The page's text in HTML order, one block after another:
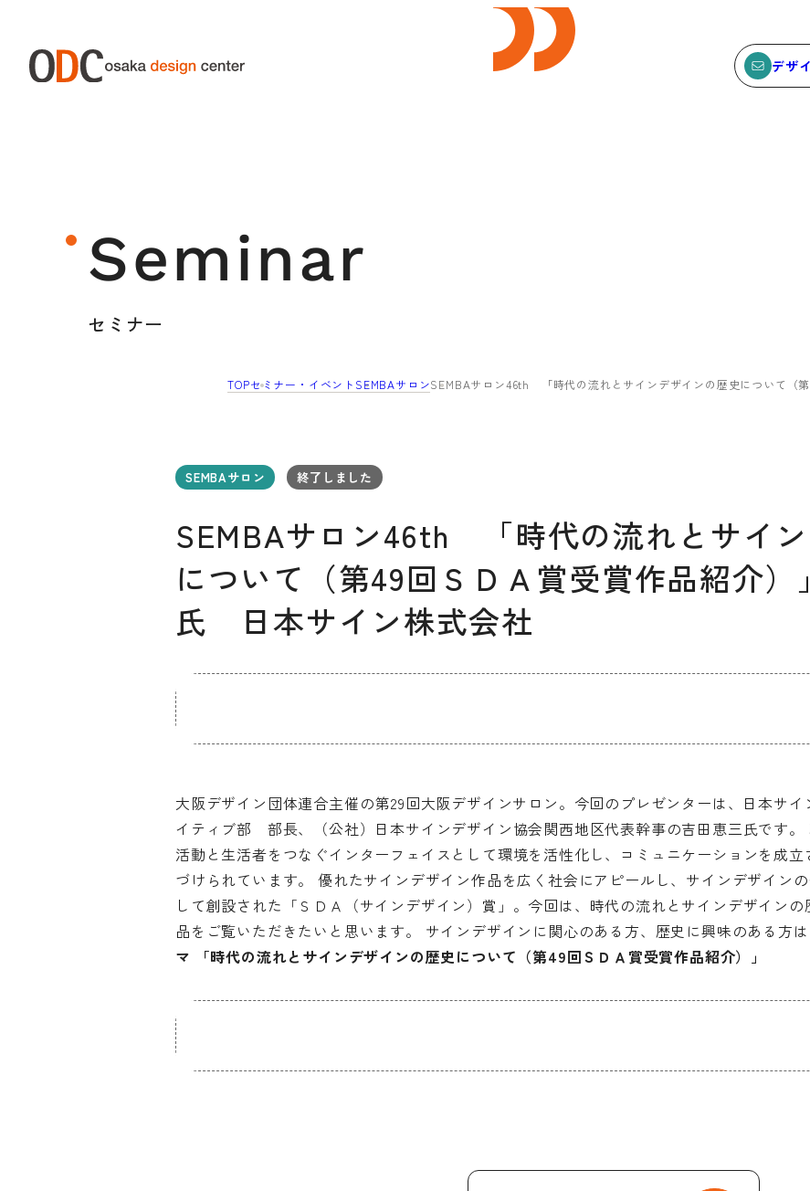
デザ
大阪デザインセンターとは
沿革
貸会議室・レンタルスペース
ODCクラウドソーシング
メルマガ登録
プライバシーポリシーソーシャルメディアポリシー
ブラン
会
© 2026 OSAKA DESIGN CENTER.
Seminar
セミナー
TOPセミナー・イベント SEMBAサロンSEMBAサロン46th 「時代の流れとサインデザインの歴史について
SEMBAサロン 終了しました
SEMBAサロン46th 「時代の流れとサイ
について（第49回ＳＤＡ賞受賞作品紹介
氏 日本サイン株式会社
大阪デザイン団体連合主催の第29回大阪デザインサロン。今回のプレゼンターは、日本
イティブ部 部長、（公社）日本サインデザイン協会関西地区代表幹事の吉田恵三氏です。
活動と生活者をつなぐインターフェイスとして環境を活性化し、コミュニケーションを成
づけられています。 優れたサインデザイン作品を広く社会にアピールし、サインデザイン
して創設された「ＳＤＡ（サインデザイン）賞」。今回は、時代の流れとサインデザイン
品をご覧いただきたいと思います。 サインデザインに関心のある方、歴史に興味のある方
マ 「時代の流れとサインデザインの歴史について（第49回ＳＤＡ賞受賞作品紹介）」